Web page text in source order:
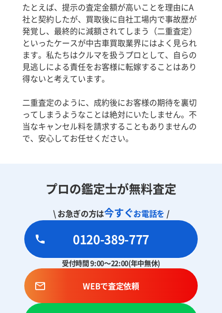
たとえば、提示の査定金額が高いことを理由にA
社と契約したが、買取後に自社工場内で事故歴が
発覚し、最終的に減額されてしまう（二重査定）
といったケースが中古車買取業界にはよく見られ
ます。私たちはクルマを扱うプロとして、自らの
見逃しによる責任をお客様に転嫁することはあり
得ないと考えています。
二重査定のように、成約後にお客様の期待を裏切
ってしまうようなことは絶対にいたしません。不
当なキャンセル料を請求することもありませんの
で、安心してお任せください。
プロの鑑定士が無料査定
\ お急ぎの方は今すぐお電話を /
0120-389-777
受付時間 9:00～22:00(年中無休)
WEBで査定依頼